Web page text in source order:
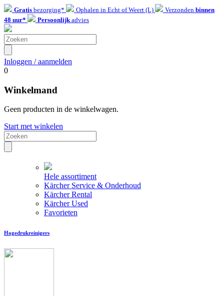
Gratis bezorging* Ophalen in Echt of Weert (L) Verzonden binnen
48 uur*
Persoonlijkadvies
Inloggen / aanmelden
0
Winkelmand
Geen producten in de winkelwagen.
Start met winkelen
Hele assortiment
Kärcher Service & Onderhoud
Kärcher Rental
Kärcher Used
Favorieten
Hogedrukreinigers